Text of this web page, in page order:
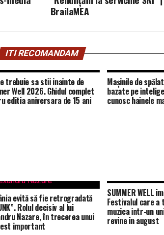
BrailaMEA
ITI RECOMANDAM
trebuie sa stii inainte de
Well 2026. Ghidul complet
editia aniversara de 15 ani
Mașinile de
bazate pe
cunosc hainele
evită să fie retrogradată
Rolul decisiv al lui
Nazare, în trecerea unui
important
SUMMER WELL
Festivalul care
muzica intr-un
revine in august